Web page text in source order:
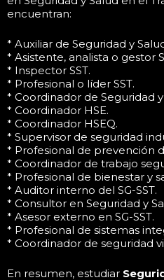
encuentran:
* Auxiliar de Seguridad y
* Asistente, analista o gestor
* Inspector SST.
* Profesional o líder SST.
* Coordinador de Seguridad
* Coordinador HSE.
* Coordinador HSEQ.
* Supervisor de seguridad
* Profesional de prevención
* Coordinador de trabajo
* Profesional de bienestar y
* Auditor interno del SG-SST.
* Consultor en Seguridad y
* Asesor externo en SG-SST.
* Profesional de sistemas
* Coordinador de seguridad
En resumen, estudiar